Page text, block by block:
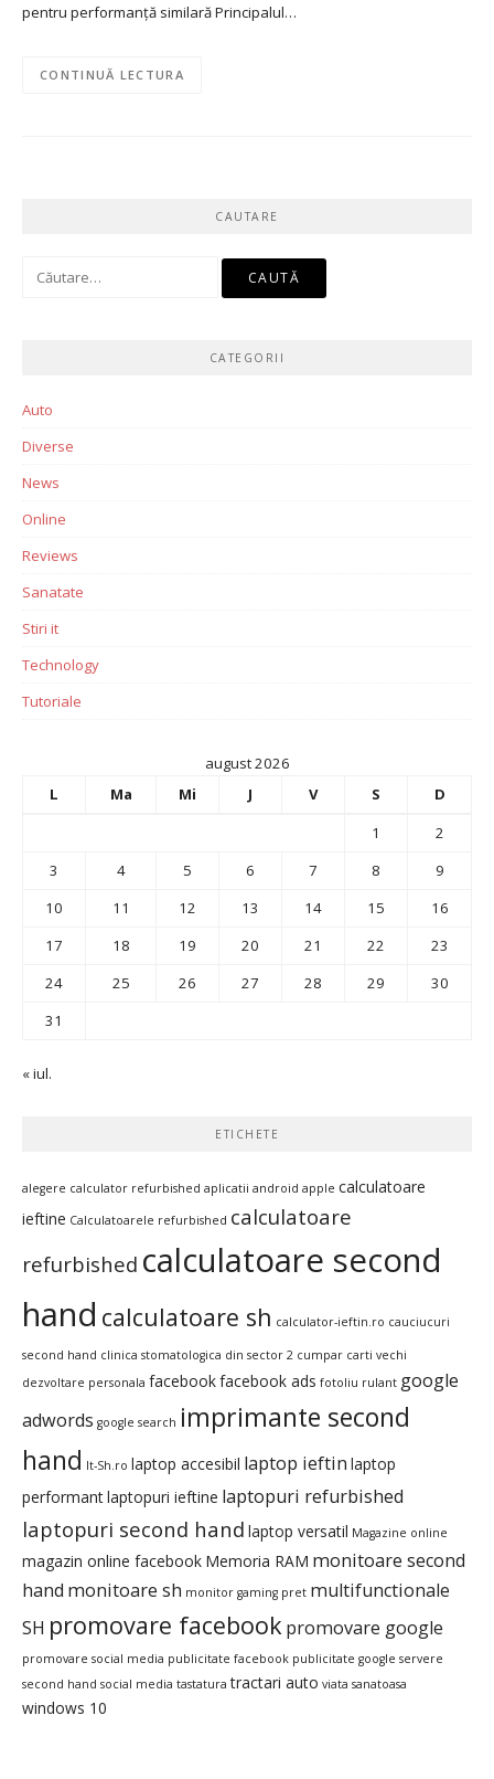
pentru performanță similară Principalul…
CONTINUĂ LECTURA
CAUTARE
Caută
CATEGORII
Auto
Diverse
News
Online
Reviews
Sanatate
Stiri it
Technology
Tutoriale
august 2026
L
Ma Mi J V S
D
1
2
3
4 5 6 7 8
9
10
11 12 13 14 15
16
17
18 19 20 21 22
23
24
25 26 27 28 29
30
31
« iul.
ETICHETE
alegere calculator refurbished aplicatii android apple calculatoare
ieftine Calculatoarele refurbished calculatoare
refurbished calculatoare second
hand calculatoare sh calculator-ieftin.ro cauciucuri
second hand clinica stomatologica din sector 2 cumpar carti vechi
dezvoltare personala facebookfacebook ads fotoliu rulant google
adwords google search imprimante second
hand It-Sh.ro laptop accesibil laptop ieftin laptop
performantlaptopuri ieftine laptopuri refurbished
laptopuri second hand laptop versatil Magazine online
magazin online facebook Memoria RAM monitoare second
hand monitoare sh monitor gaming pret multifunctionale
SH promovare facebookpromovare google
promovare social media publicitate facebook publicitate google servere
second hand social media tastatura tractari auto viata sanatoasa
windows 10